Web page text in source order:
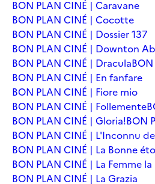
BON PLAN CINÉ | Caravane
BON PLAN CINÉ | Cocotte
BON PLAN CINÉ | Dossier 137
BON PLAN CINÉ | Downton
BON PLAN CINÉ | Dracula
BON PLAN CINÉ | En fanfare
BON PLAN CINÉ | Fiore mio
BON PLAN CINÉ | Follemente
BON PLAN CINÉ | Gloria!BON
BON PLAN CINÉ | L'Inconnu
BON PLAN CINÉ | La Bonne
BON PLAN CINÉ | La Femme
BON PLAN CINÉ | La Grazia